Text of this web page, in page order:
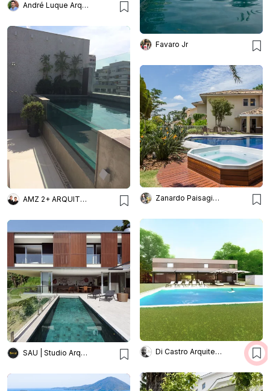
Favaro Jr
André Luque Arquitetura
AMZ 2+ ARQUITETURA Zanardo Paisagismo
Di Castro Arquitetura
SAU | Studio Arquitetura Urbanismo